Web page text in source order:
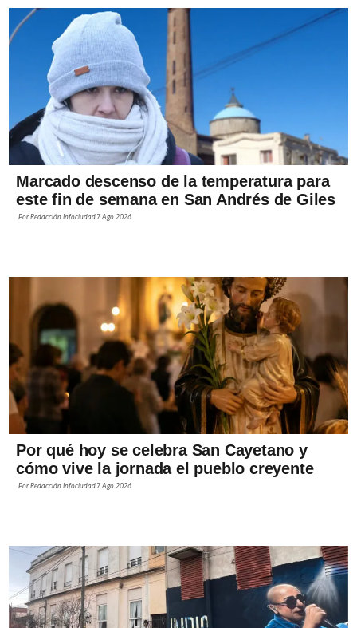
Marcado descenso de la temperatura para
este fin de semana en San Andrés de Giles
PorRedacción Infociudad 7 Ago 2026
Por qué hoy se celebra San Cayetano y
cómo vive la jornada el pueblo creyente
PorRedacción Infociudad 7 Ago 2026